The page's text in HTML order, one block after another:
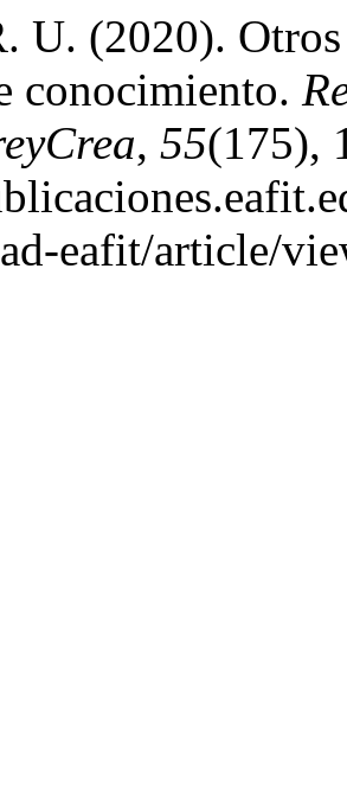
U. (2020). Otros
conocimiento.
, 55(175),
eafit/article/